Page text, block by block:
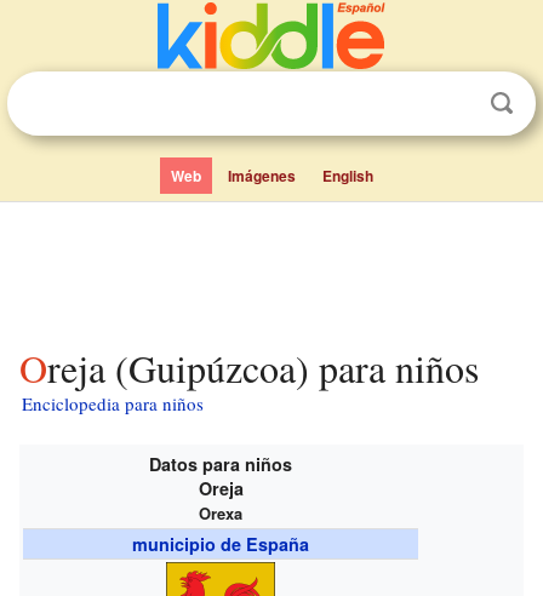
Web Imágenes English
Oreja (Guipúzcoa) para niños
Enciclopedia para niños
Datos para niños
Oreja
Orexa
municipio de España